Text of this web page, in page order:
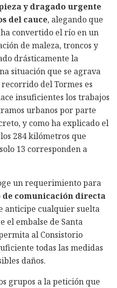
y dragado urgente
del cauce, alegando que
convertido el río en un
de maleza, troncos y
drásticamente la
situación que se agrava
del Tormes es
insuficientes los trabajos
urbanos por parte
y como ha explicado el
284 kilómetros que
13 corresponden a
un requerimiento para
comunicación directa
anticipe cualquier suelta
el embalse de Santa
al Consistorio
todas las medidas
daños.
grupos a la petición que